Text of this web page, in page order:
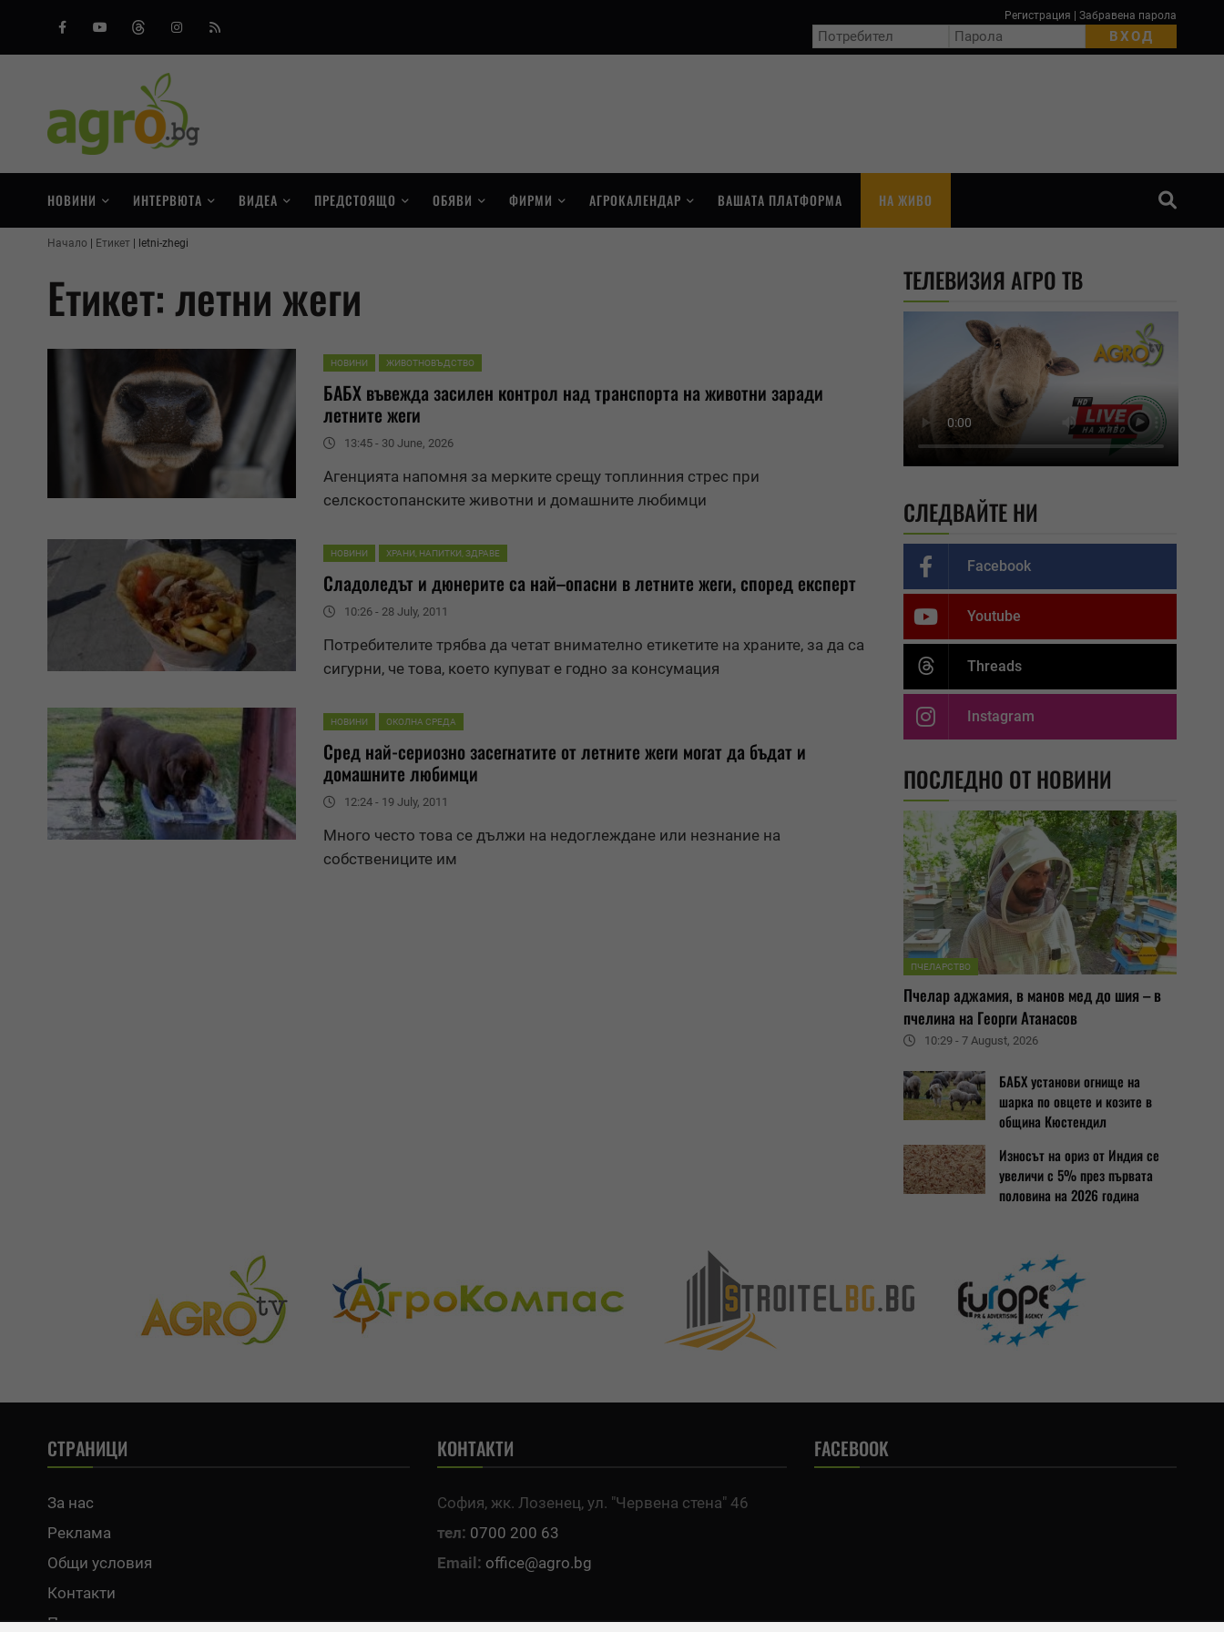
FacebookYoutubeThreadsInstagram
RSS
Регистрация Забравена парола
НОВИНИ ИНТЕРВЮТА ВИДЕА ПРЕДСТОЯЩО ОБЯВИ ФИРМИ АГРОКАЛЕНДАР ВАШАТА ПЛАТФОРМА НА ЖИВО
Начало Етикет letni-zhegi
Етикет: летни жеги
НОВИНИ ЖИВОТНОВЪДСТВО
БАБХ въвежда засилен контрол над транспорта на животни заради
летните жеги
13:45 - 30 June, 2026
Агенцията напомня за мерките срещу топлинния стрес при
селскостопанските животни и домашните любимци
НОВИНИ ХРАНИ, НАПИТКИ, ЗДРАВЕ
Сладоледът и дюнерите са най–опасни в летните жеги, според експерт
10:26 - 28 July, 2011
Потребителите трябва да четат внимателно етикетите на храните, за да са
сигурни, че това, което купуват е годно за консумация
НОВИНИ ОКОЛНА СРЕДА
Сред най-сериозно засегнатите от летните жеги могат да бъдат и
домашните любимци
12:24 - 19 July, 2011
Много често това се дължи на недоглеждане или незнание на
собствениците им
ТЕЛЕВИЗИЯ АГРО ТВ
СЛЕДВАЙТЕ НИ
Facebook
Youtube
Threads
Instagram
ПОСЛЕДНО ОТ НОВИНИ
ПЧЕЛАРСТВО
Пчелар аджамия, в манов мед до шия – в
пчелина на Георги Атанасов
10:29 - 7 August, 2026
БАБХ установи огнище на
шарка по овцете и козите в
община Кюстендил
Износът на ориз от Индия се
увеличи с 5% през първата
половина на 2026 година
СТРАНИЦИ
За нас
Реклама
Общи условия
Контакти
Политика за поверителност
КОНТАКТИ
София, жк. Лозенец, ул. "Червена стена" 46
тел: 0700 200 63
Email: office@agro.bg
FACEBOOK